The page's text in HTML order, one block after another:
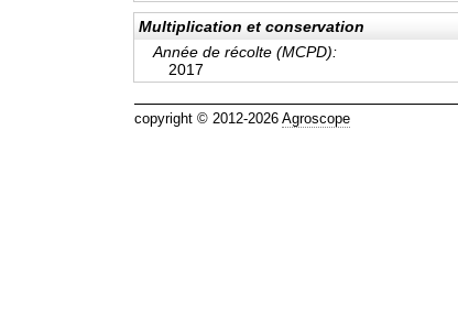
Multiplication et conservation
Année de récolte (MCPD):
2017
copyright © 2012-2026 Agroscope